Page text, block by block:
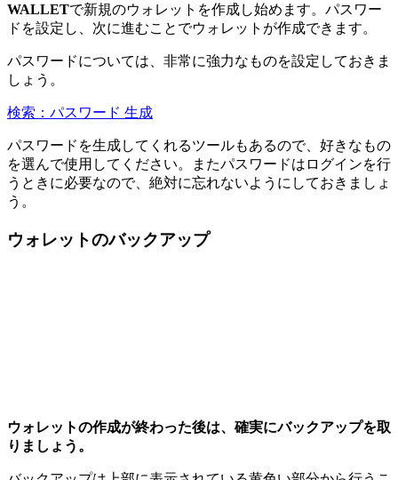
WALLETで新規のウォレットを作成し始めます。パスワー
ドを設定し、次に進むことでウォレットが作成できます。
パスワードについては、非常に強力なものを設定しておきま
しょう。
検索：パスワード 生成
パスワードを生成してくれるツールもあるので、好きなもの
を選んで使用してください。またパスワードはログインを行
うときに必要なので、絶対に忘れないようにしておきましょ
う。
ウォレットのバックアップ
ウォレットの作成が終わった後は、確実にバックアップを取
りましょう。